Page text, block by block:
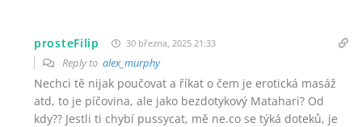
prosteFilip 30 března, 2025 21:33
Reply to alex_murphy
Nechci tě nijak poučovat a říkat o čem je erotická masáž
atd, to je píčovina, ale jako bezdotykový Matahari? Od
kdy?? Jestli ti chybí pussycat, mě ne.co se týká doteků, je